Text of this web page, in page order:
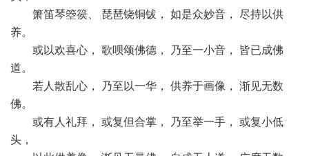
箫笛琴箜篌、 琵琶铙铜钹， 如是众妙音， 尽持以供
养。
或以欢喜心， 歌呗颂佛德， 乃至一小音， 皆已成佛
道。
若人散乱心， 乃至以一华， 供养于画像， 渐见无数
佛。
或有人礼拜， 或复但合掌， 乃至举一手， 或复小低
头，